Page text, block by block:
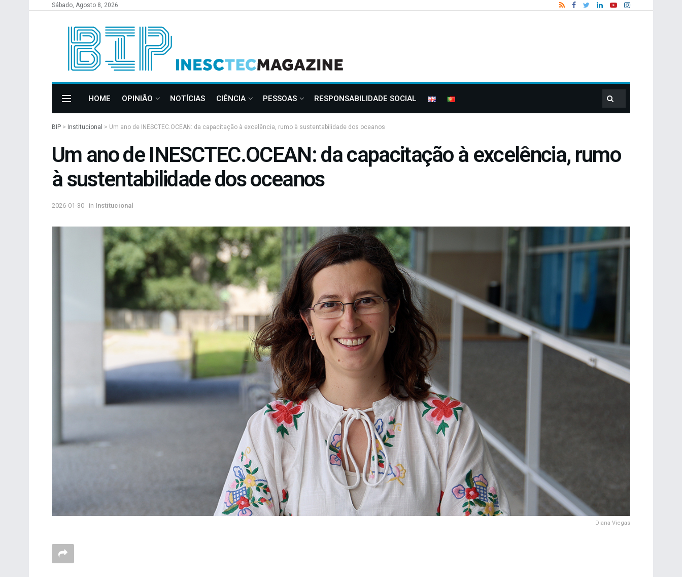
Sábado, Agosto 8, 2026
HOME OPINIÃO NOTÍCIAS CIÊNCIA PESSOAS RESPONSABILIDADE SOCIAL
BIP > Institucional > Um ano de INESCTEC.OCEAN: da capacitação à excelência, rumo à sustentabilidade dos oceanos
Um ano de INESCTEC.OCEAN: da capacitação à excelência, rumo
à sustentabilidade dos oceanos
2026-01-30 in Institucional
Diana Viegas